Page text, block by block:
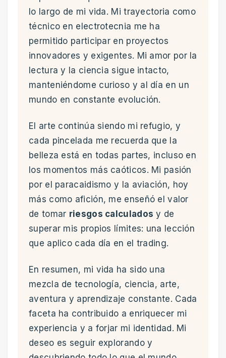
lo largo de mi vida. Mi trayectoria como
técnico en electrotecnia me ha
permitido participar en proyectos
innovadores y exigentes. Mi amor por la
lectura y la ciencia sigue intacto,
manteniéndome curioso y al día en un
mundo en constante evolución.
El arte continúa siendo mi refugio, y
cada pincelada me recuerda que la
belleza está en todas partes, incluso en
los momentos más caóticos. Mi pasión
por el paracaidismo y la aviación, hoy
más como afición, me enseñó el valor
de tomar riesgos calculados y de
superar mis propios límites: una lección
que aplico cada día en el trading.
En resumen, mi vida ha sido una
mezcla de tecnología, ciencia, arte,
aventura y aprendizaje constante. Cada
faceta ha contribuido a enriquecer mi
experiencia y a forjar mi identidad. Mi
deseo es seguir explorando y